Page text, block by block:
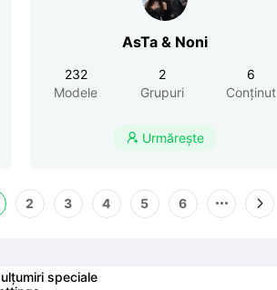
AsTa & Noni
232
Modele
2
Grupuri
6
Conținut
 Urmărește
2 3 4 5 6
speciale